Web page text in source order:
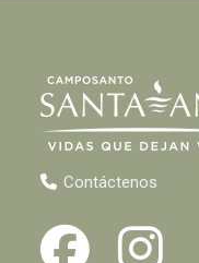
Contáctenos